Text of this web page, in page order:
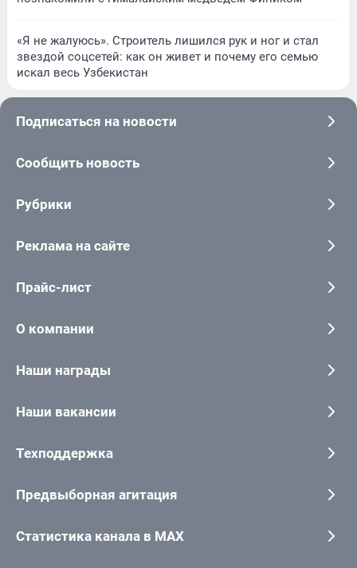
«Я не жалуюсь». Строитель лишился рук и ног и стал
звездой соцсетей: как он живет и почему его семью
искал весь Узбекистан
Подписаться на новости
Сообщить новость
Рубрики
Реклама на сайте
Прайс-лист
О компании
Наши награды
Наши вакансии
Техподдержка
Предвыборная агитация
Статистика канала в MAX